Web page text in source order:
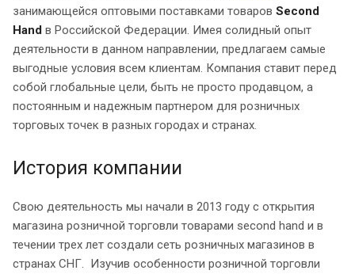
занимающейся оптовыми поставками товаров Second
Hand в Российской Федерации. Имея солидный опыт
деятельности в данном направлении, предлагаем самые
выгодные условия всем клиентам. Компания ставит перед
собой глобальные цели, быть не просто продавцом, а
постоянным и надежным партнером для розничных
торговых точек в разных городах и странах.
История компании
Свою деятельность мы начали в 2013 году с открытия
магазина розничной торговли товарами second hand и в
течении трех лет создали сеть розничных магазинов в
странах СНГ. Изучив особенности розничной торговли